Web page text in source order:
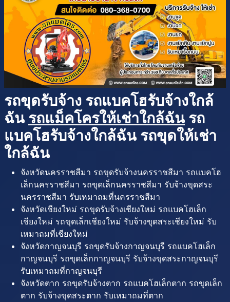
รถขุดรับจ้าง รถแบคโฮรับจ้างใกล้
ฉัน รถแม็คโครให้เช่าใกล้ฉัน รถ
แบคโฮรับจ้างใกล้ฉัน รถขุดให้เช่า
ใกล้ฉัน
จังหวัดนครราชสีมา รถขุดรับจ้างนครราชสีมา รถแบคโฮ
เล็กนครราชสีมา รถขุดเล็กนครราชสีมา รับจ้างขุดสระ
นครราชสีมา รับเหมาถมที่นครราชสีมา
จังหวัดเชียงใหม่ รถขุดรับจ้างเชียงใหม่ รถแบคโฮเล็ก
เชียงใหม่ รถขุดเล็กเชียงใหม่ รับจ้างขุดสระเชียงใหม่ รับ
เหมาถมที่เชียงใหม่
จังหวัดกาญจนบุรี รถขุดรับจ้างกาญจนบุรี รถแบคโฮเล็ก
กาญจนบุรี รถขุดเล็กกาญจนบุรี รับจ้างขุดสระกาญจนบุรี
รับเหมาถมที่กาญจนบุรี
จังหวัดตาก รถขุดรับจ้างตาก รถแบคโฮเล็กตาก รถขุดเล็ก
ตาก รับจ้างขุดสระตาก รับเหมาถมที่ตาก